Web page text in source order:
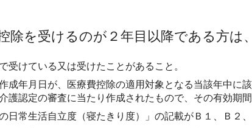
除を受けるのが２年目以降である方は
受けている又は受けたことがあること。
成年月日が、医療費控除の適用対象となる当該年中に
護認定の審査に当たり作成されたもので、その有効期
日常生活自立度（寝たきり度）」の記載がＢ１、Ｂ２